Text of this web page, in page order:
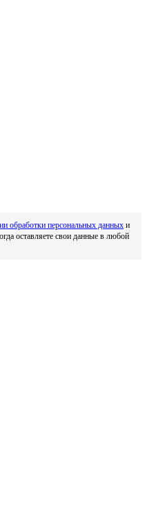
обработки персональных данных и
оставляете свои данные в любой